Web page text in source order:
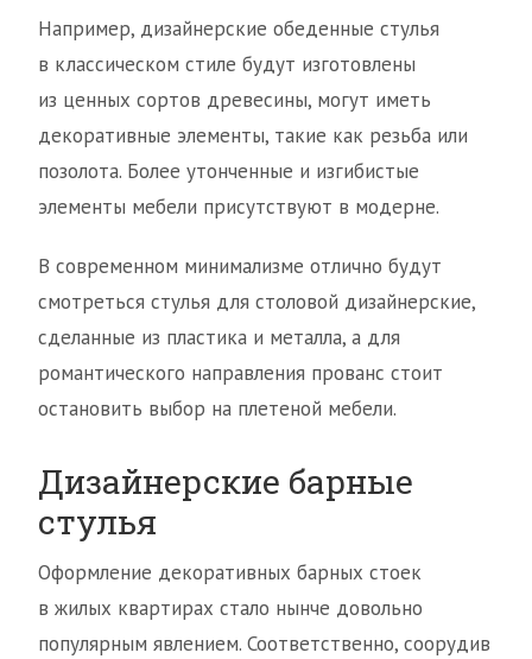
Например, дизайнерские обеденные стулья
в классическом стиле будут изготовлены
из ценных сортов древесины, могут иметь
декоративные элементы, такие как резьба или
позолота. Более утонченные и изгибистые
элементы мебели присутствуют в модерне.
В современном минимализме отлично будут
смотреться стулья для столовой дизайнерские,
сделанные из пластика и металла, а для
романтического направления прованс стоит
остановить выбор на плетеной мебели.
Дизайнерские барные
стулья
Оформление декоративных барных стоек
в жилых квартирах стало нынче довольно
популярным явлением. Соответственно, соорудив